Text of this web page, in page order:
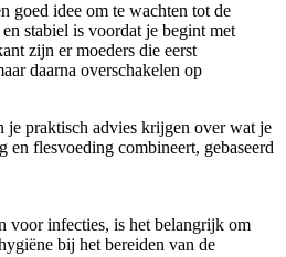
goed idee om te wachten tot de
stabiel is voordat je begint met
zijn er moeders die eerst
daarna overschakelen op
je praktisch advies krijgen over wat je
en flesvoeding combineert, gebaseerd
voor infecties, is het belangrijk om
bij het bereiden van de